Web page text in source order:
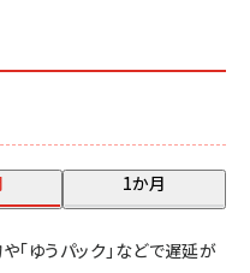
1か月
「ゆうパック」などで遅延が